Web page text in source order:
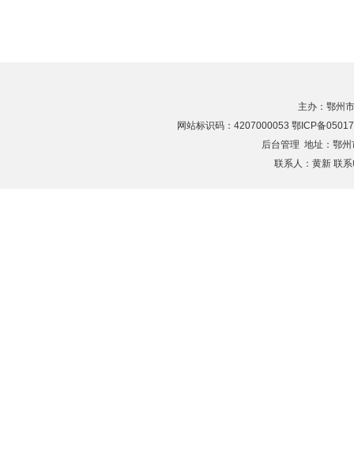
主办：鄂州
网站标识码：4207000053 鄂ICP备
后台管理 地址：鄂
联系人：黄新 联